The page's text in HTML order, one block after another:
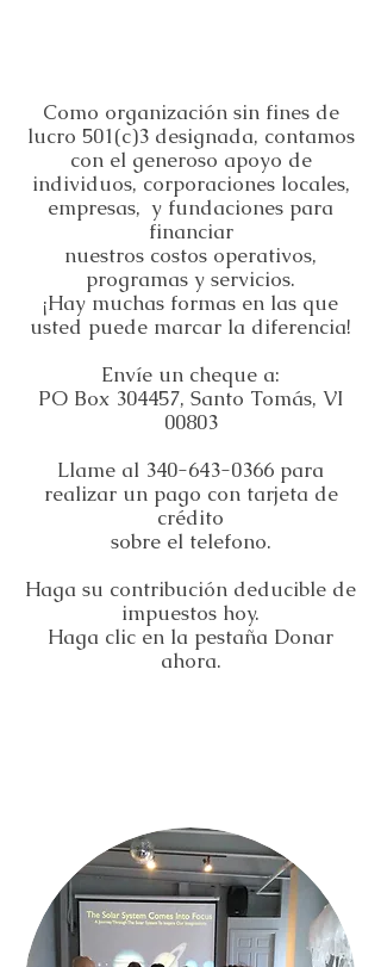
Como organización sin fines de
lucro 501(c)3 designada, contamos
con el generoso apoyo de
individuos, corporaciones locales,
empresas, y fundaciones para
financiar
nuestros costos operativos,
programas y servicios.
¡Hay muchas formas en las que
usted puede marcar la diferencia!
Envíe un cheque a:
PO Box 304457, Santo Tomás, VI
00803
Llame al 340-643-0366 para
realizar un pago con tarjeta de
crédito
sobre el telefono.
Haga su contribución deducible de
impuestos hoy.
Haga clic en la pestaña Donar
ahora.